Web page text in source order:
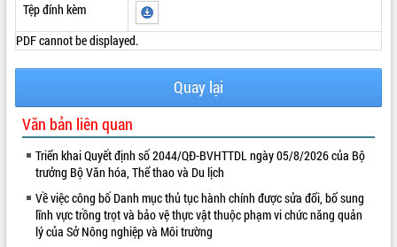
Tệp đính kèm
PDF cannot be displayed.
Quay lại
Văn bản liên quan
Triển khai Quyết định số 2044/QĐ-BVHTTDL ngày 05/8/2026 của Bộ
trưởng Bộ Văn hóa, Thể thao và Du lịch
Về việc công bố Danh mục thủ tục hành chính được sửa đổi, bổ sung
lĩnh vực trồng trọt và bảo vệ thực vật thuộc phạm vi chức năng quản
lý của Sở Nông nghiệp và Môi trường